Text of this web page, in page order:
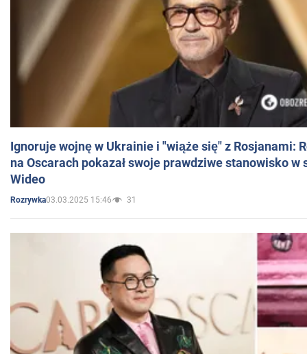
Ignoruje wojnę w Ukrainie i "wiąże się" z Rosjanami:
na Oscarach pokazał swoje prawdziwe stanowisko w
Wideo
Rozrywka03.03.2025 15:46 31